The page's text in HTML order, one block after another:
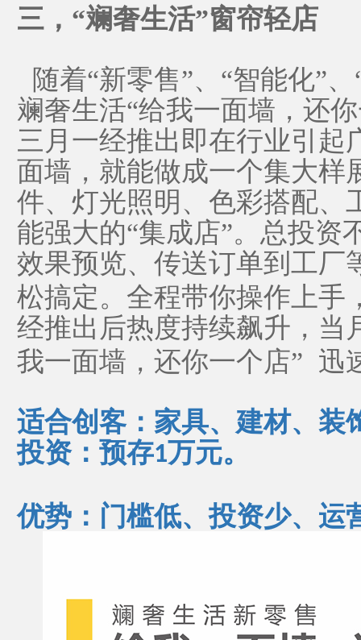
三， “斓奢生活”窗帘轻店
随着“新零售”、“智能化”
斓奢生活“给我一面墙，还
三月一经推出即在行业引起
面墙，就能做成一个集大样
件、灯光照明、色彩搭配、
能强大的“集成店”。总投资
效果预览、传送订单到工厂
松搞定。全程带你操作上手
经推出后热度持续飙升，当
我一面墙，还你一个店” 迅
适合创客：家具、建材、装
投资：预存1万元。
优势：门槛低、投资少、运